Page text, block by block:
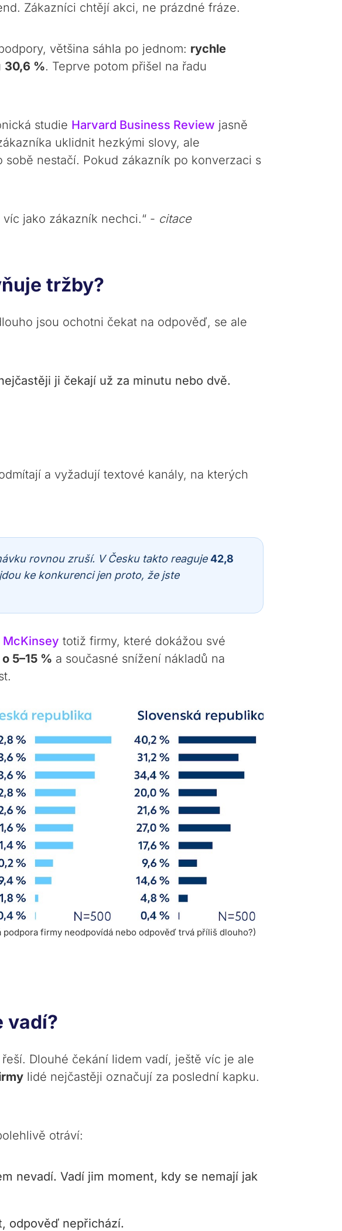
Zákazníci chtějí akci, ne prázdné fráze.
většina sáhla po jednom: rychle
30,6 %. Teprve potom přišel na řadu
studie Harvard Business Review jasně
uklidnit hezkými slovy, ale
sobě nestačí. Pokud zákazník po konverzaci s
jako zákazník nechci.“ - citace
tržby?
jsou ochotni čekat na odpověď, se ale
ji čekají už za minutu nebo dvě.
a vyžadují textové kanály, na kterých
rovnou zruší. V Česku takto reaguje42,8
ke konkurenci jen proto, že jste
McKinsey totiž firmy, které dokážou své
5–15 % a současné snížení nákladů na
podpora firmy neodpovídá nebo odpověď trvá příliš dlouho?)
vadí?
Dlouhé čekání lidem vadí, ještě víc je ale
lidé nejčastěji označují za poslední kapku.
otráví:
nevadí. Vadí jim moment, kdy se nemají jak
odpověď nepřichází.